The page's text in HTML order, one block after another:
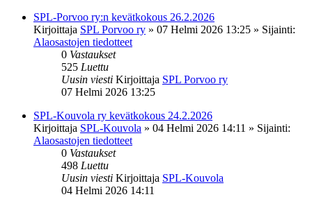
SPL-Porvoo ry:n kevätkokous 26.2.2026
Kirjoittaja SPL Porvoo ry » 07 Helmi 2026 13:25 » Sijainti:
Alaosastojen tiedotteet
0 Vastaukset
525 Luettu
Uusin viesti Kirjoittaja SPL Porvoo ry
07 Helmi 2026 13:25
SPL-Kouvola ry kevätkokous 24.2.2026
Kirjoittaja SPL-Kouvola » 04 Helmi 2026 14:11 » Sijainti:
Alaosastojen tiedotteet
0 Vastaukset
498 Luettu
Uusin viesti Kirjoittaja SPL-Kouvola
04 Helmi 2026 14:11